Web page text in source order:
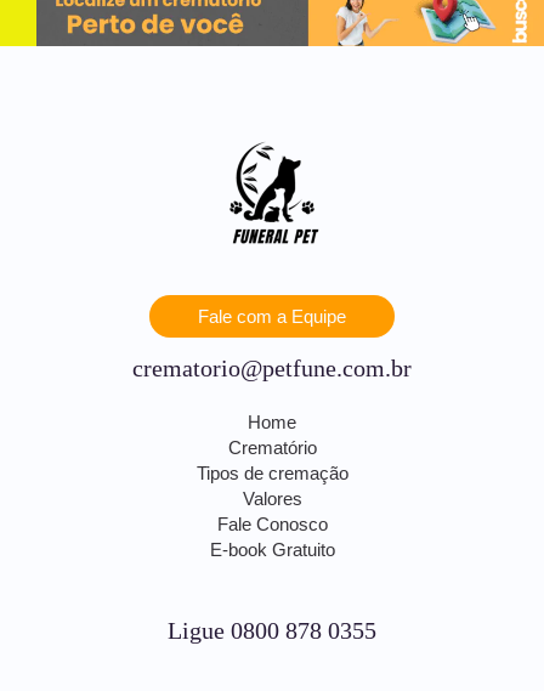
Fale com a Equipe
crematorio@petfune.com.br
Home
Crematório
Tipos de cremação
Valores
Fale Conosco
E-book Gratuito
Ligue 0800 878 0355